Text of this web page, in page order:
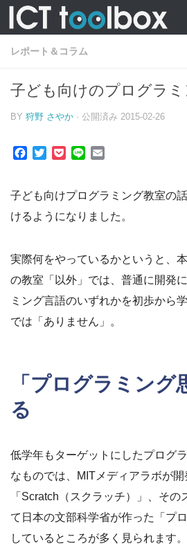
レポート＆コラム
子ども向けのプログラミ
BY 狩野 さやか · 公開済み 2015-02-26
Facebook
TwitterPocket
Line
子ども向けプログラミング教室の
けるようになりました。
実際何をやっているかというと、
の教室「以外」では、普通に開発
ミング言語のいずれかを初歩から
では「ありません」。
「プログラミング
る
低学年もターゲットにしたプログ
なものでは、MITメディアラボが
「Scratch（スクラッチ）」、その
て日本の文部科学省が作った「プ
しているところが多く見られます。